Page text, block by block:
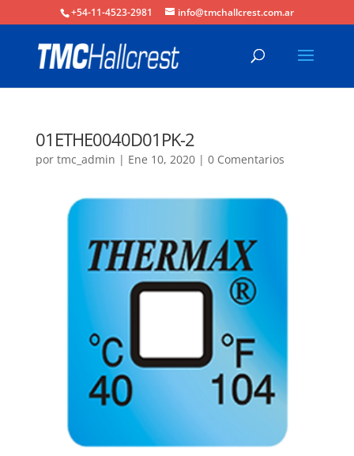
+54-11-4523-2981 info@tmchallcrest.com.ar
01ETHE0040D01PK-2
por tmc_admin | Ene 10, 2020| 0 Comentarios